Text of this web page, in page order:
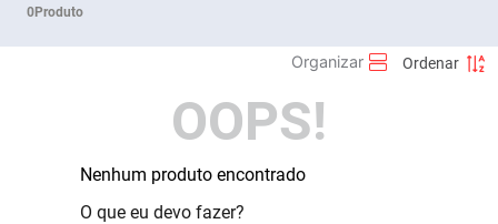
0Produto
OOPS!
Nenhum produto encontrado
O que eu devo fazer?
Fralda G
Desodorante